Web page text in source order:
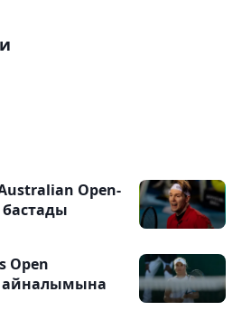
Open-
бастады
Open
айналымына